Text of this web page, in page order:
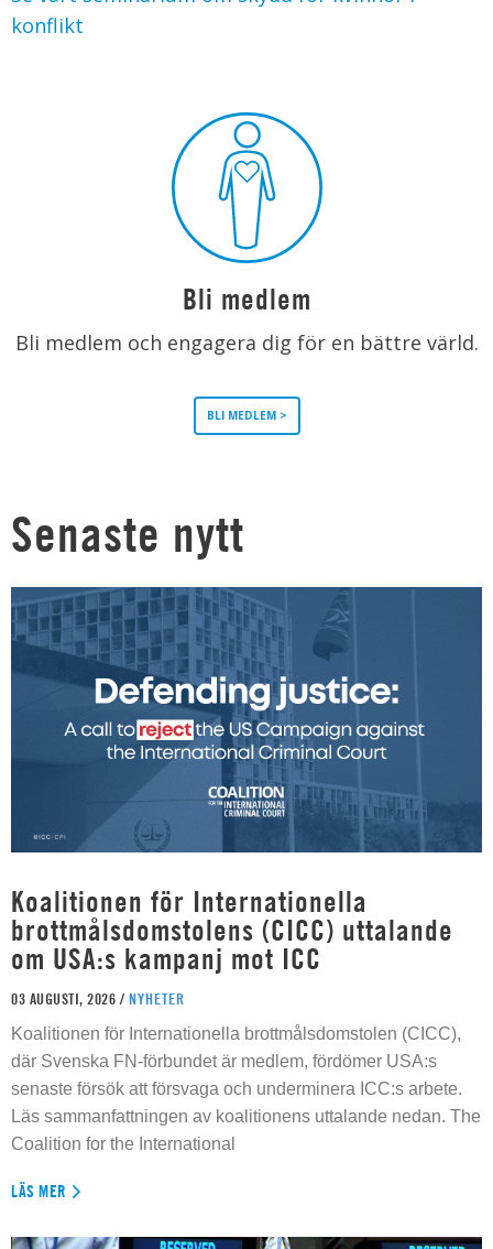
konflikt
Bli medlem
Bli medlem och engagera dig för en bättre värld.
BLI MEDLEM >
Senaste nytt
Koalitionen för Internationella
brottmålsdomstolens (CICC) uttalande
om USA:s kampanj mot ICC
03 AUGUSTI, 2026 / NYHETER
Koalitionen för Internationella brottmålsdomstolen (CICC),
där Svenska FN-förbundet är medlem, fördömer USA:s
senaste försök att försvaga och underminera ICC:s arbete.
Läs sammanfattningen av koalitionens uttalande nedan. The
Coalition for the International
LÄS MER